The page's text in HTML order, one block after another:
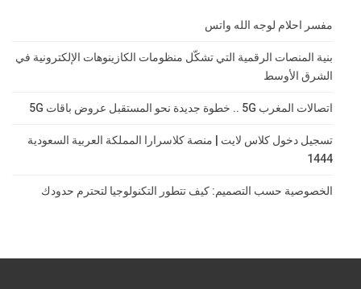
مفسر احلام لوجه الله واتس
بنية المنصات الرقمية التي تشكّل منظومات الكازينوهات الإلكترونية في
الشرق الأوسط
اتصالات المغرب 5G .. خطوة جديدة نحو المستقبل عروض باقات 5G
تسجيل دخول كلاس لايت | منصة كلاسرارا المملكة العربية السعودية
1444
الخصوصية حسب التصميم: كيف تتطور التكنولوجيا لتحترم حدودك